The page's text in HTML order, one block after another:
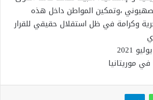
،وتمكين المواطن داخل هذه
وكرامة في ظل استقلال حقيقي للقرار
موريتانيا
واتساب تيلقرام